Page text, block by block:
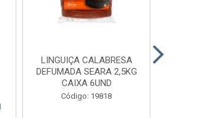
LINGUIÇA CALABRESA
DEFUMADA SEARA 2,5KG
CAIXA 6UND
Código: 19818